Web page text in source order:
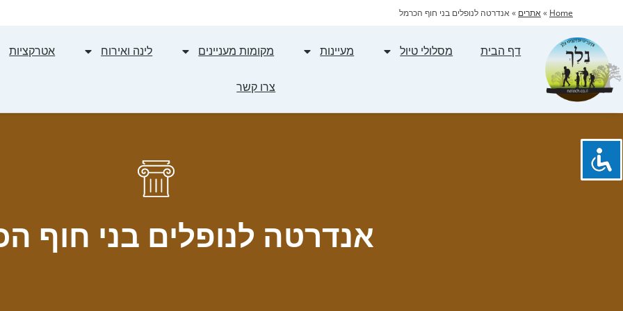
Home
» אתרים » אנדרטה לנופלים בני חוף הכרמל
דף הבית מסלולי טיול מעיינות מקומות מעניינים לינה ואירוח אטרקציות
צרו קשר
אנדרטה לנופלים בני חוף